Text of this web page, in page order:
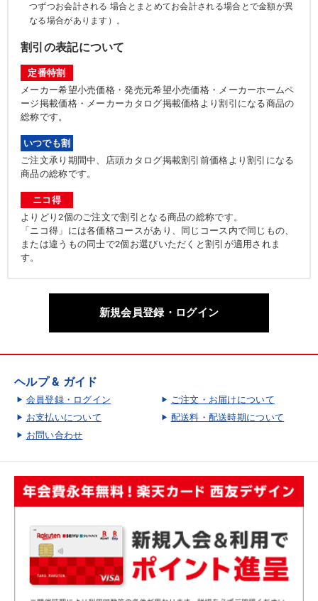
つずつお会計される 場合とまとめてお会計される場合とで金額が異
なる場合があります）。
割引の表記について
定番特割
メーカー希望小売価格・発売元希望小売価格・メーカーホームペ
ージ掲載価格・メーカーカタログ掲載価格より割引になる商品の
総称です。
いつでも割
ご注文承り期間中、店頭カタログ掲載割引前価格より割引になる
商品の総称です。
ニコ得
よりどり2個のご注文で割引となる商品の総称です。
「ニコ得」には各価格コースがあり、同じコース内で同じもの、
または違うもの同士で2個お選びいただくと割引が適用されま
す。
新規会員登録・ログイン
ヘルプ & ガイド
会員登録・ログイン
ご注文・お届けについて
お支払いについて
配送料・配送時期について
お問い合わせ